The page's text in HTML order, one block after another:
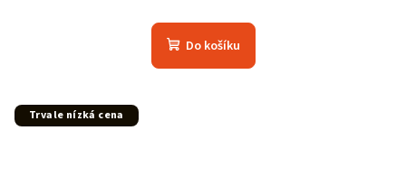
Do košíku
Trvale nízká cena